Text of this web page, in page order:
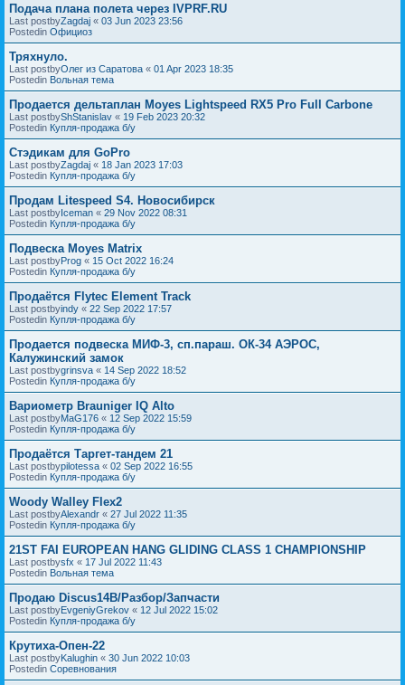
Подача плана полета через IVPRF.RU
Last postbyZagdaj « 03 Jun 2023 23:56
Postedin Официоз
Тряхнуло.
Last postbyОлег из Саратова « 01 Apr 2023 18:35
Postedin Вольная тема
Продается дельтаплан Moyes Lightspeed RX5 Pro Full Carbone
Last postbyShStanislav « 19 Feb 2023 20:32
Postedin Купля-продажа б/у
Стэдикам для GoPro
Last postbyZagdaj « 18 Jan 2023 17:03
Postedin Купля-продажа б/у
Продам Litespeed S4. Новосибирск
Last postbyIceman « 29 Nov 2022 08:31
Postedin Купля-продажа б/у
Подвеска Moyes Matrix
Last postbyProg « 15 Oct 2022 16:24
Postedin Купля-продажа б/у
Продаётся Flytec Element Track
Last postbyindy « 22 Sep 2022 17:57
Postedin Купля-продажа б/у
Продается подвеска МИФ-3, сп.параш. ОК-34 АЭРОС,
Калужинский замок
Last postbygrinsva « 14 Sep 2022 18:52
Postedin Купля-продажа б/у
Вариометр Brauniger IQ Alto
Last postbyMaG176 « 12 Sep 2022 15:59
Postedin Купля-продажа б/у
Продаётся Таргет-тандем 21
Last postbypilotessa « 02 Sep 2022 16:55
Postedin Купля-продажа б/у
Woody Walley Flex2
Last postbyAlexandr « 27 Jul 2022 11:35
Postedin Купля-продажа б/у
21ST FAI EUROPEAN HANG GLIDING CLASS 1 CHAMPIONSHIP
Last postbysfx « 17 Jul 2022 11:43
Postedin Вольная тема
Продаю Discus14B/Разбор/Запчасти
Last postbyEvgeniyGrekov « 12 Jul 2022 15:02
Postedin Купля-продажа б/у
Крутиха-Опен-22
Last postbyKalughin « 30 Jun 2022 10:03
Postedin Соревнования